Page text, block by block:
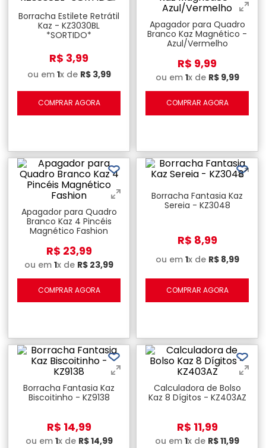
Borracha Estilete Retrátil
Kaz - KZ3030BL
*SORTIDO*
R$ 3,99
ou em 1x de R$ 3,99
COMPRAR AGORA
Apagador para Quadro
Branco Kaz Magnético -
Azul/Vermelho
R$ 9,99
ou em 1x de R$ 9,99
COMPRAR AGORA
Apagador para Quadro
Branco Kaz 4 Pincéis
Magnético Fashion
R$ 23,99
ou em 1x de R$ 23,99
COMPRAR AGORA
Borracha Fantasia Kaz
Sereia - KZ3048
R$ 8,99
ou em 1x de R$ 8,99
COMPRAR AGORA
Borracha Fantasia Kaz
Biscoitinho - KZ9138
R$ 14,99
ou em 1x de R$14,99
Calculadora de Bolso
Kaz 8 Dígitos - KZ403AZ
R$ 11,99
ou em 1x de R$11,99